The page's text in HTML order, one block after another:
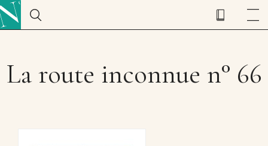
La route inconnue n° 66